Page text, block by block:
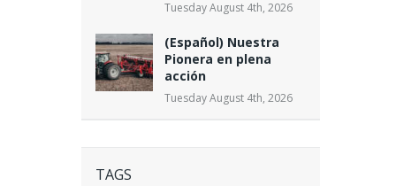
Tuesday August 4th, 2026
(Español) Nuestra
Pionera en plena
acción
Tuesday August 4th, 2026
TAGS